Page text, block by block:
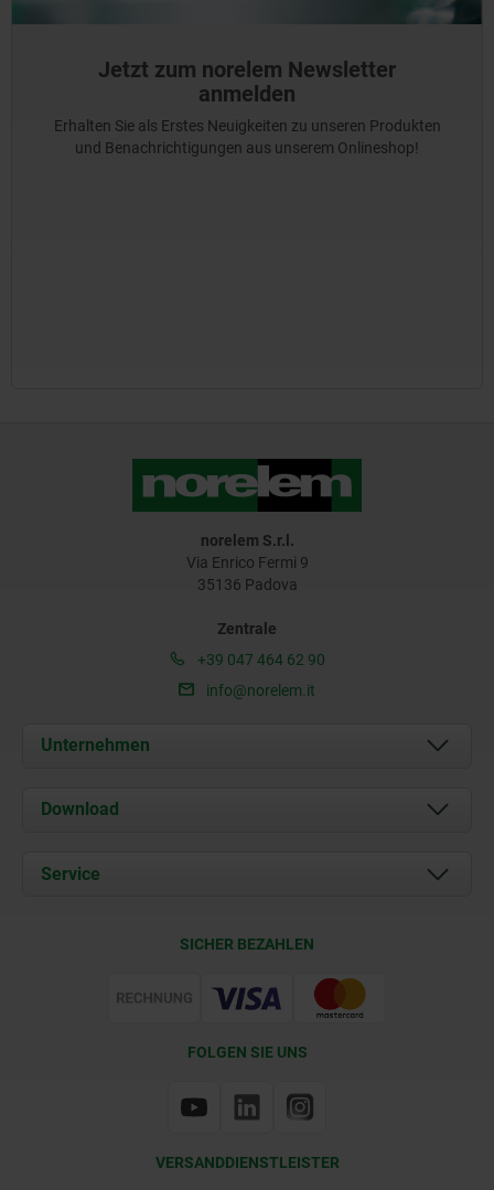
Jetzt zum norelem Newsletter
anmelden
Erhalten Sie als Erstes Neuigkeiten zu unseren Produkten
und Benachrichtigungen aus unserem Onlineshop!
norelem S.r.l.
Via Enrico Fermi 9
35136 Padova
Zentrale
+39 047 464 62 90
info@norelem.it
Unternehmen
Über uns
Kontakt
Download
Service
SICHER BEZAHLEN
FOLGEN SIE UNS
VERSANDDIENSTLEISTER